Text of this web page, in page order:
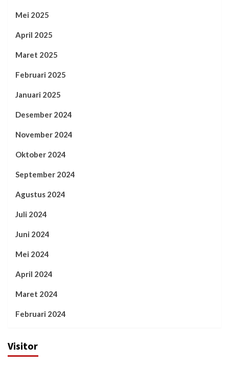
Mei 2025
April 2025
Maret 2025
Februari 2025
Januari 2025
Desember 2024
November 2024
Oktober 2024
September 2024
Agustus 2024
Juli 2024
Juni 2024
Mei 2024
April 2024
Maret 2024
Februari 2024
Visitor